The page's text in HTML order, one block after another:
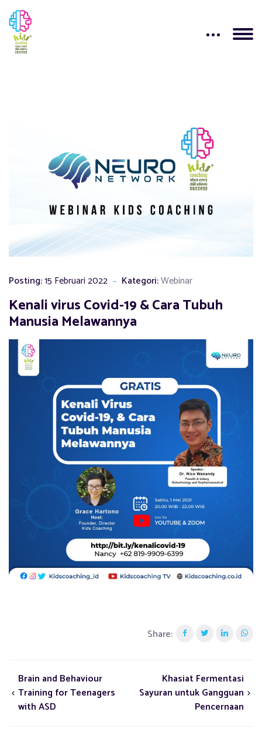
Posting:15 Februari 2022 Kategori:Webinar
Kenali virus Covid-19 & Cara Tubuh
Manusia Melawannya
Share:
Brain and Behaviour
Training for Teenagers
with ASD
Khasiat Fermentasi
Sayuran untuk Gangguan
Pencernaan